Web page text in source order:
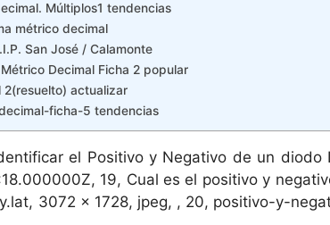
Múltiplos1 tendencias
métrico decimal
San José / Calamonte
Decimal Ficha 2 popular
actualizar
ficha-5 tendencias
el Positivo y Negativo de un diodo
19, Cual es el positivo y
3072 x 1728, jpeg, , 20, positivo-y-